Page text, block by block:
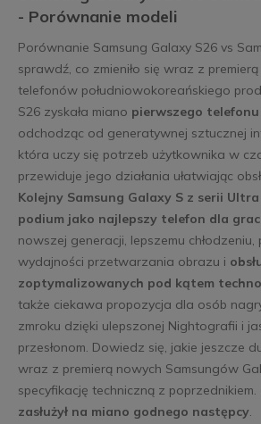
- Porównanie modeli
Porównanie Samsung Galaxy S26 vs
sprawdź, co zmieniło się wraz z
telefonów południowokoreańskiego
S26 zyskała miano pierwszego
odchodząc od generatywnej sztucznej
która uczy się potrzeb użytkownika w
przewiduje jego działania ułatwiając
Kolejny Samsung Galaxy S z serii
podium jako najlepszy telefon dla
nowszej generacji, lepszemu chłodzeniu,
wydajności przetwarzania obrazu i
zoptymalizowanych pod kątem
także ciekawa propozycja dla osób
zmroku dzięki ulepszonej Nightografii i
przesłonom. Dowiedz się, jakie jeszcze
wraz z premierą nowych Samsungów
specyfikację techniczną z poprzednikiem.
zasłużył na miano godnego następcy.